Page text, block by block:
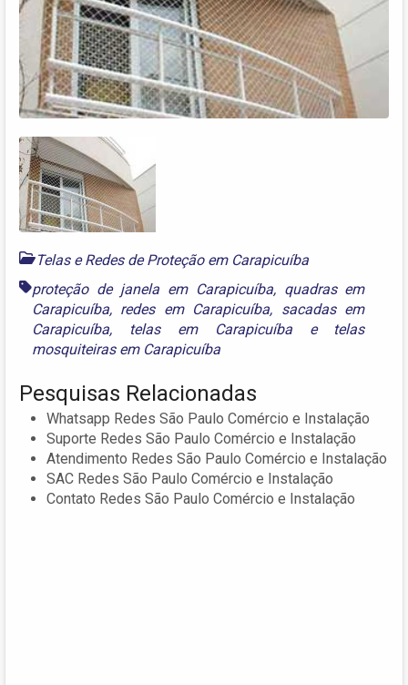
Telas e Redes de Proteção em Carapicuíba
proteção de janela em Carapicuíba, quadras em
Carapicuíba, redes em Carapicuíba, sacadas em
Carapicuíba, telas em Carapicuíbae telas
mosquiteiras em Carapicuíba
Pesquisas Relacionadas
Whatsapp Redes São Paulo Comércio e Instalação
Suporte Redes São Paulo Comércio e Instalação
Atendimento Redes São Paulo Comércio e Instalação
SAC Redes São Paulo Comércio e Instalação
Contato Redes São Paulo Comércio e Instalação